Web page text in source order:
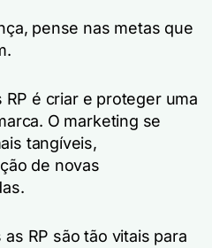
pense nas metas que
é criar e proteger uma
O marketing se
tangíveis,
de novas
RP são tão vitais para